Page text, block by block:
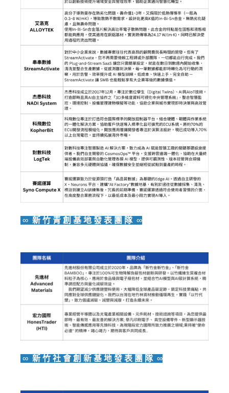
∞ 新 竹 青 創 基 地 發 表 團 隊 ∞
∞ 新 竹 社 會 創 新 基 地 發 表 團 隊 ∞